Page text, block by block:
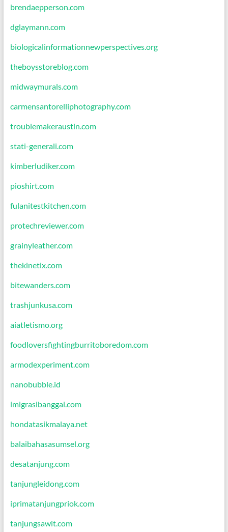
brendaepperson.com
dglaymann.com
biologicalinformationnewperspectives.org
theboysstoreblog.com
midwaymurals.com
carmensantorelliphotography.com
troublemakeraustin.com
stati-generali.com
kimberludiker.com
pioshirt.com
fulanitestkitchen.com
protechreviewer.com
grainyleather.com
thekinetix.com
bitewanders.com
trashjunkusa.com
aiatletismo.org
foodloversfightingburritoboredom.com
armodexperiment.com
nanobubble.id
imigrasibanggai.com
hondatasikmalaya.net
balaibahasasumsel.org
desatanjung.com
tanjungleidong.com
iprimatanjungpriok.com
tanjungsawit.com